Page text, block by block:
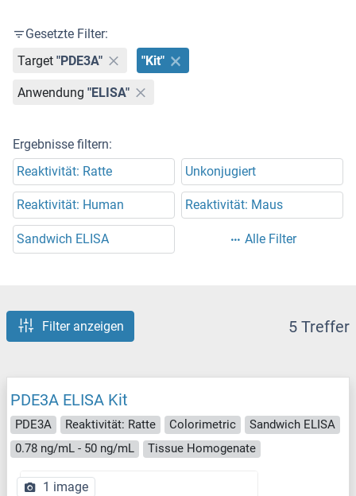
Gesetzte Filter:
Target "PDE3A" "Kit"
Anwendung "ELISA"
Ergebnisse filtern:
Reaktivität: Ratte
Unkonjugiert
Reaktivität: Human Reaktivität: Maus
Sandwich ELISA Alle Filter
Filter anzeigen 5 Treffer
PDE3A ELISA Kit
PDE3A Reaktivität: Ratte Colorimetric
Sandwich ELISA
0.78 ng/mL - 50 ng/mL
Tissue Homogenate
1 image